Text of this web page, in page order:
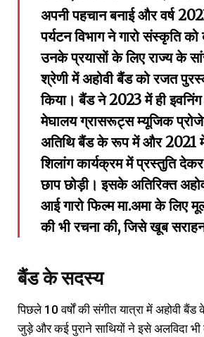
अपनी पहचान बनाई और वर्ष
पर्यटन विभाग ने गारो संस्कृति
उनके प्रयासों के लिए राज्य के
श्रेणी में अहोवी बैंड को रजत
किया। बैंड ने2023में ही
मेघालय ग्रासरूट्स म्यूजिक
अतिथि बैंड के रूप में और2021
शिलांग कार्यक्रम में प्रस्तुति
छाप छोड़ी। इसके अतिरिक्त
आई गारो फिल्म मा.अमा के लिए
की भी रचना की,जिसे खूब
बैंड के सदस्य
पिछले 10 वर्षों की संगीत यात्रा में अहोवी
जुड़े और कई पुराने साथियों ने इसे अलविदा